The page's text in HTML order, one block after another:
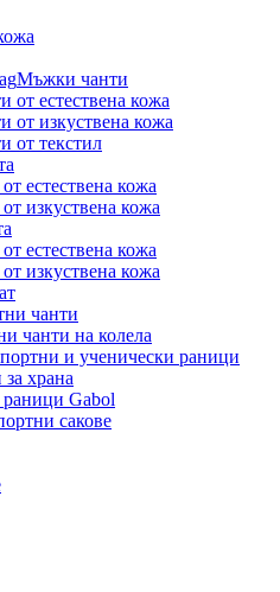
Мъжки чанти
от естествена кожа
от изкуствена кожа
от текстил
естествена кожа
изкуствена кожа
естествена кожа
изкуствена кожа
чанти
чанти на колела
и ученически раници
храна
Gabol
сакове